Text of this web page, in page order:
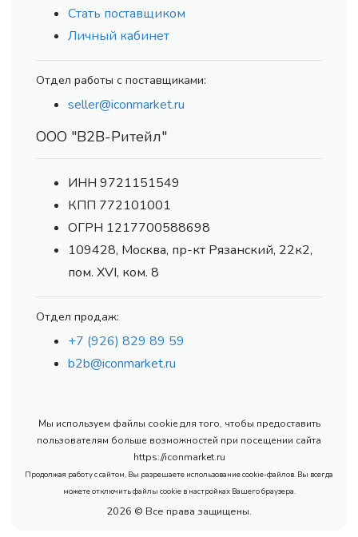
Стать поставщиком
Личный кабинет
Отдел работы с поставщиками:
seller@iconmarket.ru
ООО "В2В-Ритейл"
ИНН 9721151549
КПП 772101001
ОГРН 1217700588698
109428, Москва, пр-кт Рязанский, 22к2,
пом. XVI, ком. 8
Отдел продаж:
+7 (926) 829 89 59
b2b@iconmarket.ru
Мы используем файлы cookie для того, чтобы предоставить
пользователям больше возможностей при посещении сайта
https://iconmarket.ru
Продолжая работу с сайтом, Вы разрешаете использование cookie-файлов. Вы всегда
можете отключить файлы cookie в настройках Вашего браузера.
2026 © Все права защищены.